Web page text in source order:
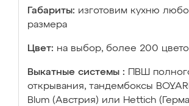
Габариты: изготовим кухню
размера
Цвет: на выбор, более 200
Выкатные системы :
ПВШ
открывания, тандембоксы
Blum (Австрия) или Hettich